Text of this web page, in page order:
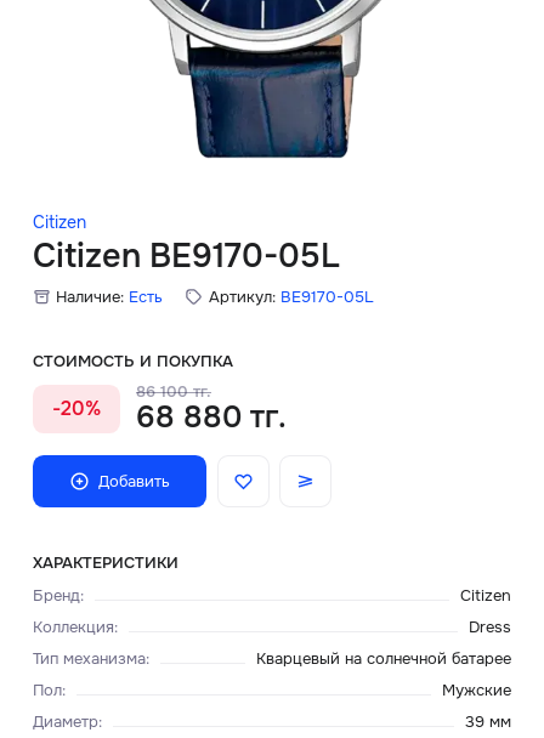
Citizen
Citizen BE9170-05L
Наличие: Есть Артикул: BE9170-05L
СТОИМОСТЬ И ПОКУПКА
-20%
86 100 тг.
68 880 тг.
Добавить
ХАРАКТЕРИСТИКИ
Бренд:
Citizen
Коллекция:
Dress
Тип механизма:
Кварцевый на солнечной батарее
Пол:
Мужские
Диаметр:
39 мм
Мужские часы
Женские часы
Скидки
Главная
О нас
Доставка и оплата
Блог